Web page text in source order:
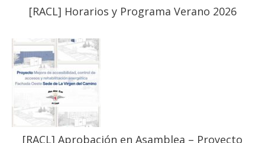
[RACL] Horarios y Programa Verano 2026
[RACL] Aprobación en Asamblea – Proyecto